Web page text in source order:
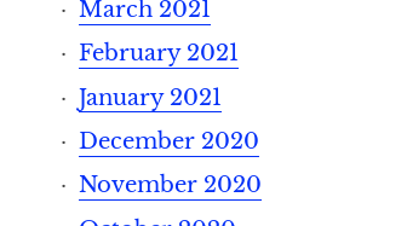
March 2021
February 2021
January 2021
December 2020
November 2020